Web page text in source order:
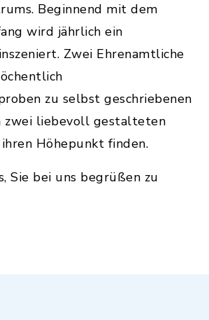
Beginnend mit dem
wird jährlich ein
Zwei Ehrenamtliche
zu selbst geschriebenen
zwei liebevoll gestalteten
Höhepunkt finden.
Sie bei uns begrüßen zu